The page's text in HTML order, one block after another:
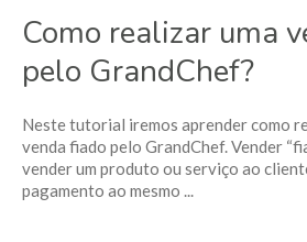
Como realizar uma
pelo GrandChef?
Neste tutorial iremos aprender como
venda fiado pelo GrandChef. Vender
vender um produto ou serviço ao
pagamento ao mesmo ...